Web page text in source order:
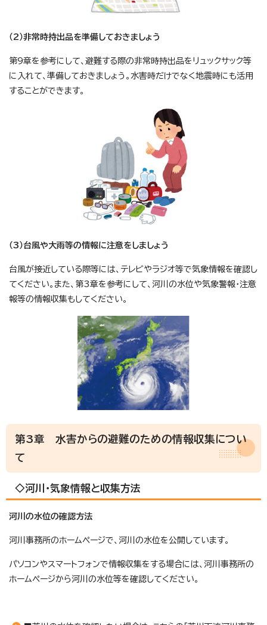
（2）非常時持出品を準備しておきましょう
第9章を参考にして、避難する際の非常時持出品をリュックサック等
に入れて、準備しておきましょう。水害時だけでなく地震時にも活用
することができます。
（3）台風や大雨等の情報に注意をしましょう
台風が接近している際等には、テレビやラジオ等で気象情報を確認し
てください。また、第3章を参考にして、河川の水位や気象警報・注意
報等の情報収集もしてください。
第3章 水害からの避難のための情報収集につい
て
◇河川・気象情報と収集方法
河川の水位の確認方法
河川事務所のホームページで、河川の水位を公開しています。
パソコンやスマートフォンで情報収集をする場合には、河川事務所の
ホームページから河川の水位等を確認してください。